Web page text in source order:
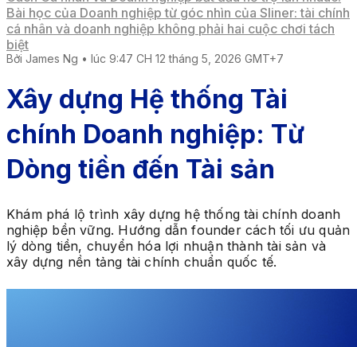
Bài học của Doanh nghiệp từ góc nhìn của Sliner: tài chính
cá nhân và doanh nghiệp không phải hai cuộc chơi tách
biệt
Bởi James Ng • lúc 9:47 CH 12 tháng 5, 2026 GMT+7
Xây dựng Hệ thống Tài
chính Doanh nghiệp: Từ
Dòng tiền đến Tài sản
Khám phá lộ trình xây dựng hệ thống tài chính doanh
nghiệp bền vững. Hướng dẫn founder cách tối ưu quản
lý dòng tiền, chuyển hóa lợi nhuận thành tài sản và
xây dựng nền tảng tài chính chuẩn quốc tế.